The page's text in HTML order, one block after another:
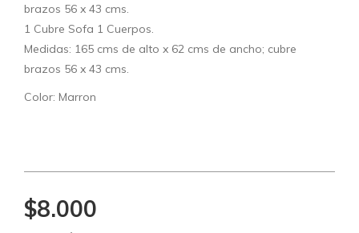
brazos 56 x 43 cms.
1 Cubre Sofa 1 Cuerpos.
Medidas: 165 cms de alto x 62 cms de ancho; cubre
brazos 56 x 43 cms.
Color: Marron
$8.000